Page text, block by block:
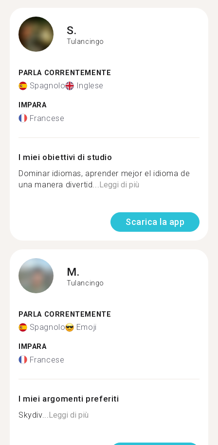
S.
Tulancingo
PARLA CORRENTEMENTE
Spagnolo Inglese
IMPARA
Francese
I miei obiettivi di studio
Dominar idiomas, aprender mejor el idioma de
una manera divertid... Leggi di più
Scarica la app
M.
Tulancingo
PARLA CORRENTEMENTE
Spagnolo Emoji
IMPARA
Francese
I miei argomenti preferiti
Skydiv... Leggi di più